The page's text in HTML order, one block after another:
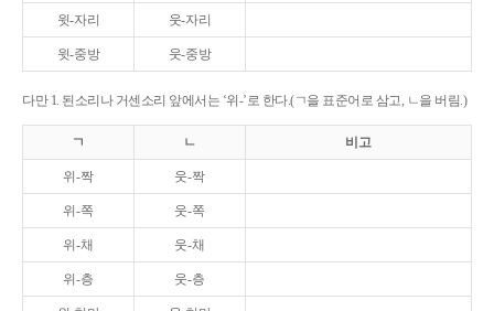
윗-자리 웃-자리
윗-중방 웃-중방
다만 1. 된소리나 거센소리 앞에서는 ‘위-’로 한다.(ㄱ을 표준어로 삼고, ㄴ을 버림.)
ㄱ ㄴ 비고
위-짝 웃-짝
위-쪽 웃-쪽
위-채 웃-채
위-층 웃-층